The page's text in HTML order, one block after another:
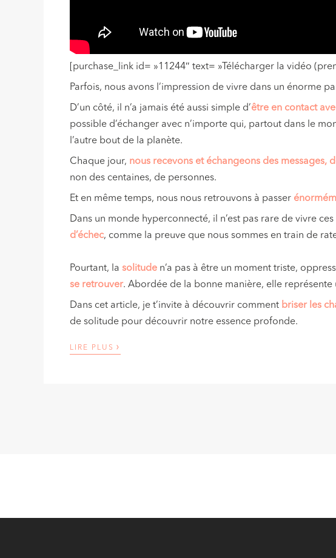
[purchase_link id= »11244″ text= »Télécharger la vidéo
Parfois, nous avons l’impression de vivre dans un énorme
D’un côté, il n’a jamais été aussi simple d’être en contact
possible d’échanger avec n’importe qui, partout dans le
l’autre bout de la planète.
Chaque jour, nous recevons et échangeons des messages,
non des centaines, de personnes.
Et en même temps, nous nous retrouvons à passer
Dans un monde hyperconnecté, il n’est pas rare de vivre
d’échec, comme la preuve que nous sommes en train de
Pourtant, lasolitude n’a pas à être un moment triste,
se retrouver. Abordée de la bonne manière, elle
Dans cet article, je t’invite à découvrir comment briser les
de solitude pour découvrir notre essence profonde.
LIRE PLUS ›